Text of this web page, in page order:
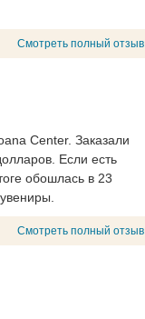
Смотреть полный отзыв
Center. Заказали
Если есть
обошлась в 23
Смотреть полный отзыв